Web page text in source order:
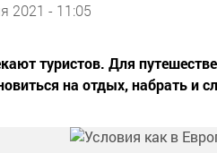
2021 - 11:05
туристов. Для
на отдых, набрать и